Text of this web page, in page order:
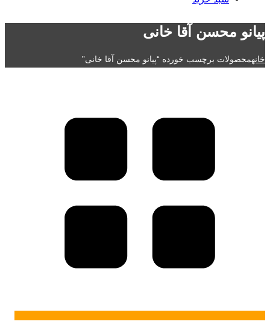
پیانو محسن آقا خانی
خانهمحصولات برچسب خورده “پیانو محسن آقا خانی”